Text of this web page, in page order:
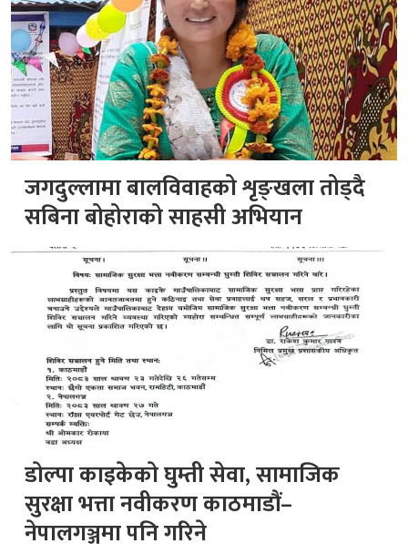
जगदुल्लामा बालविवाहको शृङ्खला तोड्दै
सबिना बोहोराको साहसी अभियान
डाेल्पा काइकेकाे घुम्ती सेवा, सामाजिक
सुरक्षा भत्ता नवीकरण काठमाडौं–
नेपालगञ्जमा पनि गरिने